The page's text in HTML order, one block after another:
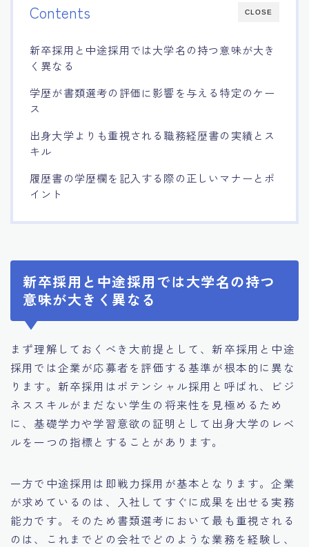
CLOSE
Contents
新卒採用と中途採用では大学名の持つ意味が大き
く異なる
学歴が書類選考の評価に影響を与える特定のケー
ス
出身大学よりも重視される職務経歴書の実績とス
キル
履歴書の学歴欄を記入する際の正しいマナーとポ
イント
新卒採用と中途採用では大学名の持つ
意味が大きく異なる
まず理解しておくべき大前提として、新卒採用と中途
採用では企業が応募者を評価する基準が根本的に異な
ります。新卒採用はポテンシャル採用と呼ばれ、ビジ
ネススキルがまだない学生の将来性を見極めるため
に、基礎学力や学習意欲の証明として出身大学のレベ
ルを一つの指標とすることがあります。
一方で中途採用は即戦力採用が基本となります。企業
が求めているのは、入社してすぐに成果を出せる実務
能力です。そのため書類選考において最も重視される
のは、これまでどの会社でどのような業務を経験し、